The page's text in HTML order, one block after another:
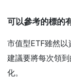
可以參考的標的
市值型ETF雖然以
建議要將每次領
化。